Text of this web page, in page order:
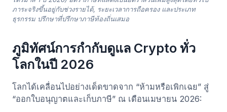
ภาระจริงขึ้นอยู่กับช่วงรายได้, ระยะเวลาการถือครอง และประเภท
ธุรกรรม ปรึกษาที่ปรึกษาภาษีท้องถิ่นเสมอ
ภูมิทัศน์การกำกับดูแล Crypto ทั่ว
โลกในปี 2026
โลกได้เคลื่อนไปอย่างเด็ดขาดจาก “ห้ามหรือเพิกเฉย” สู่
“ออกใบอนุญาตและเก็บภาษี” ณ เดือนเมษายน 2026: